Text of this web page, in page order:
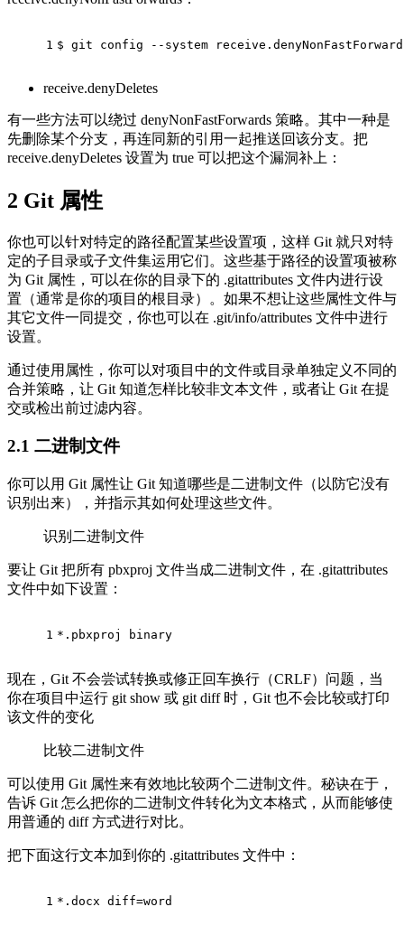
1 $ git config --system
receive.denyDeletes
有一些方法可以绕过 denyNonFastForwards 策略。其中一种是
先删除某个分支，再连同新的引用一起推送回该分支。把
receive.denyDeletes 设置为 true 可以把这个漏洞补上：
2 Git 属性
你也可以针对特定的路径配置某些设置项，这样 Git 就只对特
定的子目录或子文件集运用它们。这些基于路径的设置项被称
为 Git 属性，可以在你的目录下的 .gitattributes 文件内进行设
置（通常是你的项目的根目录）。如果不想让这些属性文件与
其它文件一同提交，你也可以在 .git/info/attributes 文件中进行
设置。
通过使用属性，你可以对项目中的文件或目录单独定义不同的
合并策略，让 Git 知道怎样比较非文本文件，或者让 Git 在提
交或检出前过滤内容。
2.1 二进制文件
你可以用 Git 属性让 Git 知道哪些是二进制文件（以防它没有
识别出来），并指示其如何处理这些文件。
识别二进制文件
要让 Git 把所有 pbxproj 文件当成二进制文件，在 .gitattributes
文件中如下设置：
1 *.pbxproj binary
现在，Git 不会尝试转换或修正回车换行（CRLF）问题，当
你在项目中运行 git show 或 git diff 时，Git 也不会比较或打印
该文件的变化
比较二进制文件
可以使用 Git 属性来有效地比较两个二进制文件。秘诀在于，
告诉 Git 怎么把你的二进制文件转化为文本格式，从而能够使
用普通的 diff 方式进行对比。
把下面这行文本加到你的 .gitattributes 文件中：
1 *.docx diff=word